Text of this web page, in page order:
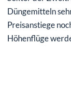
Düngemitteln
Preisanstiege
Höhenflüge